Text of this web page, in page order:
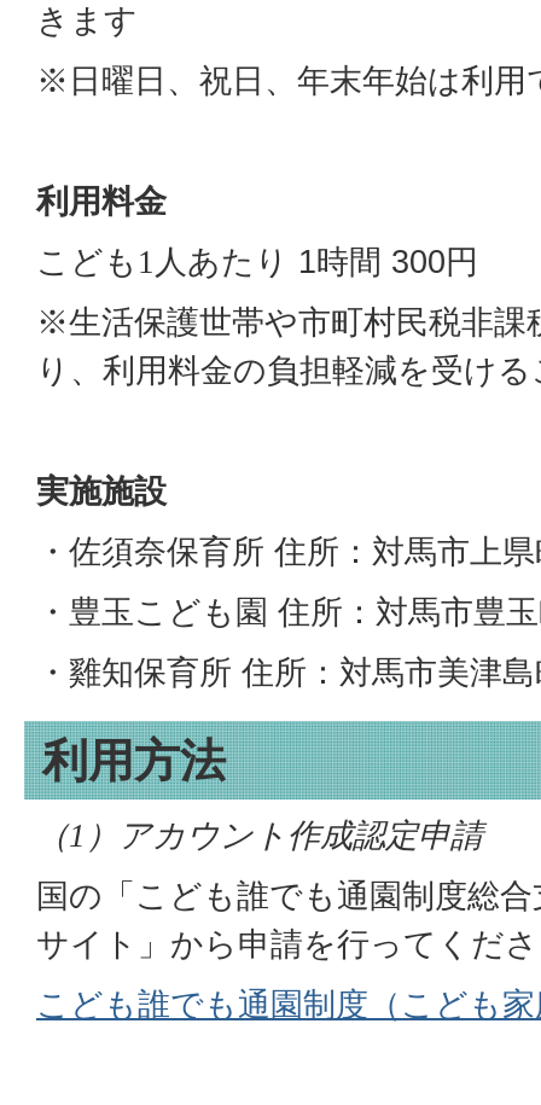
きます
※日曜日、祝日、年末年始は利用
利用料金
こども 1 人あたり 1時間 300円
※生活保護世帯や市町村民税非課
り、利用料金の負担軽減を受け
実施施設
・佐須奈保育所 住所：対馬市上
・豊玉こども園 住所：対馬市豊
・雞知保育所 住所：対馬市美津
利用方法
（1 ）アカウント作成認定申請
国の「こども誰でも通園制度総
サイト」から申請を行ってくだ
こども誰でも通園制度（こども